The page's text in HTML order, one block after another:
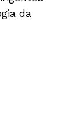
da